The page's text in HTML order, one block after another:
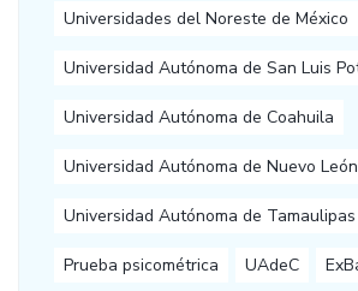
Universidades del Noreste de México
Universidad Autónoma de San Luis
Universidad Autónoma de Coahuila
Universidad Autónoma de Nuevo León
Universidad Autónoma de Tamaulipas
Prueba psicométrica UAdeC